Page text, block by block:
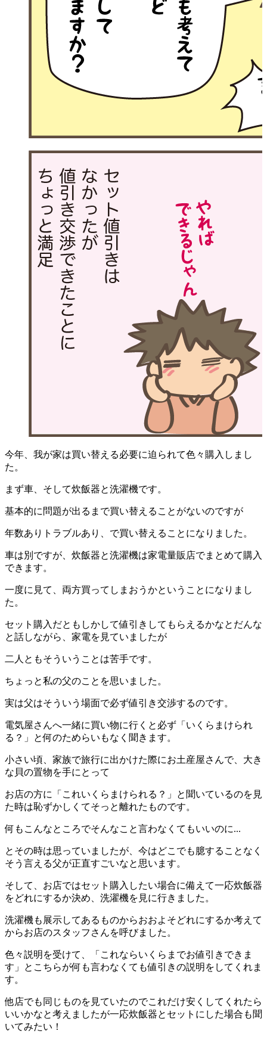
今年、我が家は買い替える必要に迫られて色々購入しまし
た。
まず車、そして炊飯器と洗濯機です。
基本的に問題が出るまで買い替えることがないのですが
年数ありトラブルあり、で買い替えることになりました。
車は別ですが、炊飯器と洗濯機は家電量販店でまとめて購入
できます。
一度に見て、両方買ってしまおうかということになりまし
た。
セット購入だともしかして値引きしてもらえるかなとだんな
と話しながら、家電を見ていましたが
二人ともそういうことは苦手です。
ちょっと私の父のことを思いました。
実は父はそういう場面で必ず値引き交渉するのです。
電気屋さんへ一緒に買い物に行くと必ず「いくらまけられ
る？」と何のためらいもなく聞きます。
小さい頃、家族で旅行に出かけた際にお土産屋さんで、大き
な貝の置物を手にとって
お店の方に「これいくらまけられる？」と聞いているのを見
た時は恥ずかしくてそっと離れたものです。
何もこんなところでそんなこと言わなくてもいいのに...
とその時は思っていましたが、今はどこでも臆することなく
そう言える父が正直すごいなと思います。
そして、お店ではセット購入したい場合に備えて一応炊飯器
をどれにするか決め、洗濯機を見に行きました。
洗濯機も展示してあるものからおおよそどれにするか考えて
からお店のスタッフさんを呼びました。
色々説明を受けて、「これならいくらまでお値引きできま
す」とこちらが何も言わなくても値引きの説明をしてくれま
す。
他店でも同じものを見ていたのでこれだけ安くしてくれたら
いいかなと考えましたが一応炊飯器とセットにした場合も聞
いてみたい！